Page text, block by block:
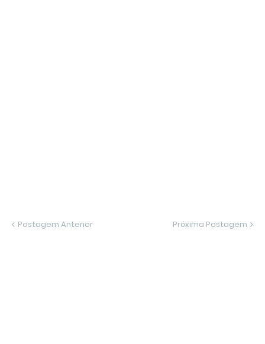
Postagem Anterior Próxima Postagem